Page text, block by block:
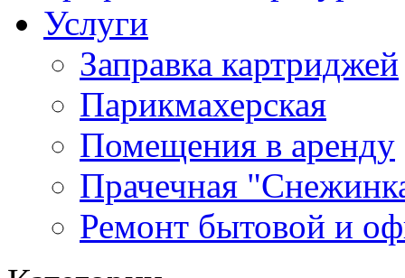
Услуги
Заправка картриджей
Парикмахерская
Помещения в аренду
Прачечная
Ремонт бытовой и